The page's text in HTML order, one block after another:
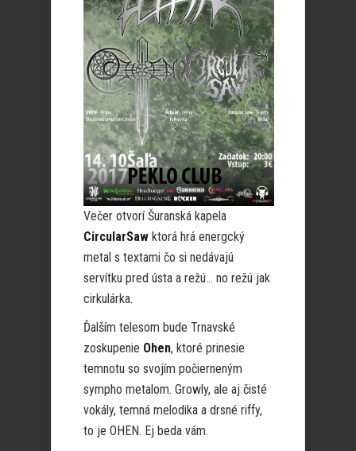
Večer otvorí Šuranská kapela
CircularSaw ktorá hrá energcký
metal s textami čo si nedávajú
servítku pred ústa a režú… no režú jak
cirkulárka.
Ďalším telesom bude Trnavské
zoskupenie Ohen, ktoré prinesie
temnotu so svojím počierneným
sympho metalom. Growly, ale aj čisté
vokály, temná melodika a drsné riffy,
to je OHEN. Ej beda vám.